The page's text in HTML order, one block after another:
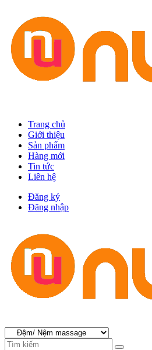
Trang chủ
Giới thiệu
Sản phẩm
Hàng mới
Tin tức
Liên hệ
Đăng ký
Đăng nhập